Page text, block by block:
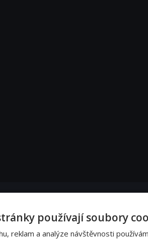
používají soubory
reklam a analýze návštěvnosti